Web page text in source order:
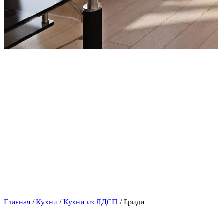
Главная /Кухни /Кухни из ЛДСП / Бриди